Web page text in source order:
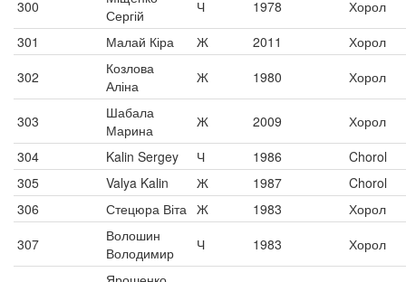
300
Сергій
Ч 1978
Хорол
301
Малай Кіра Ж 2011
Хорол
302
Козлова
Аліна
Ж 1980 Хорол
303
Шабала
Марина
Ж 2009
Хорол
304
Kalin Sergey Ч 1986
Chorol
305
Valya Kalin Ж 1987
Chorol
306
Стецюра Віта Ж 1983
Хорол
307
Волошин
Володимир
Ч 1983 Хорол